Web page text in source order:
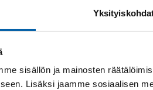
sisällön ja mainosten
Lisäksi jaamme sosiaalisen